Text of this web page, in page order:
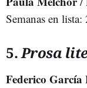
Semanas en lista:
5.Prosa
Federico García